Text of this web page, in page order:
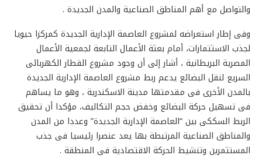
والتواصل مع أهم المناطق الصناعية والمدن الجديدة .
وفى إطار استعراضه لمشروع العاصمة الإدارية الجديدة كمركزا حيويا
لجذب الاسثتمارات، أمام بعثة الأعمال التابعة لجمعية الأعمال
المصرية البريطانية ، أشار إلى أن وجود مشروع القطار الكهربائى
السريع لنقل البضائع يدعم ربط مشروع العاصمة الإدارية الجديدة
بالمدن الأخرى فى مقدمتها مدينة الاسكندرية ، وهو ما يساهم
فى تسهيل حركة البضائع وخفض حجم التكاليف، مؤكدا أن تحقيق
الربط السككى بين “العاصمة الإدارية الجديدة” وعددا من المدن
والمناطق الصناعية المرتبطة بها يعد عنصرا رئيسيا فى جذب
المستثمرين وتنشيط الحركة الاقتصادية فى المنطقة .